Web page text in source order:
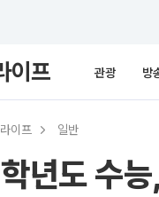
이프 관광 방
이프 일반
년도 수능